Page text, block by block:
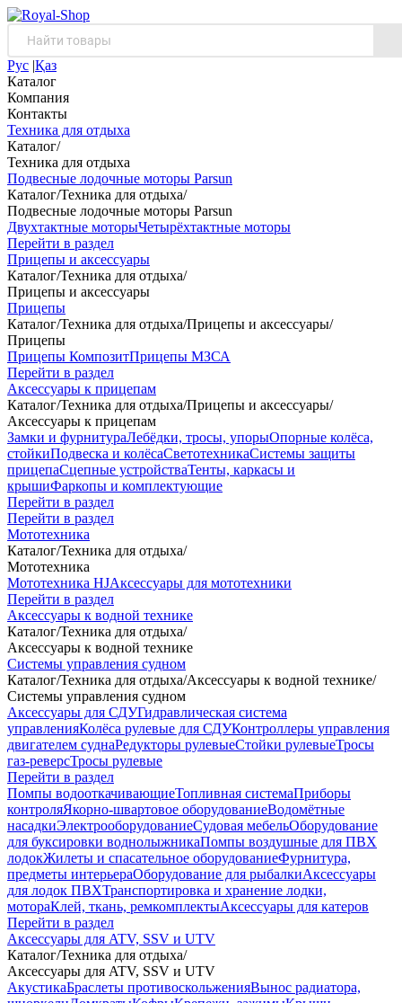
Рус |Қаз
Каталог
Компания
Контакты
Техника для отдыха
Каталог/
Техника для отдыха
Подвесные лодочные моторы Parsun
Каталог/Техника для отдыха/
Подвесные лодочные моторы Parsun
Двухтактные моторыЧетырёхтактные моторы
Перейти в раздел
Прицепы и аксессуары
Каталог/Техника для отдыха/
Прицепы и аксессуары
Прицепы
Каталог/Техника для отдыха/Прицепы и аксессуары/
Прицепы
Прицепы КомпозитПрицепы МЗСА
Перейти в раздел
Аксессуары к прицепам
Каталог/Техника для отдыха/Прицепы и аксессуары/
Аксессуары к прицепам
Замки и фурнитураЛебёдки, тросы, упорыОпорные колёса,
стойкиПодвеска и колёсаСветотехникаСистемы защиты
прицепаСцепные устройстваТенты, каркасы и
крышиФаркопы и комплектующие
Перейти в раздел
Перейти в раздел
Мототехника
Каталог/Техника для отдыха/
Мототехника
Мототехника HJАксессуары для мототехники
Перейти в раздел
Аксессуары к водной технике
Каталог/Техника для отдыха/
Аксессуары к водной технике
Системы управления судном
Каталог/Техника для отдыха/Аксессуары к водной технике/
Системы управления судном
Аксессуары для СДУГидравлическая система
управленияКолёса рулевые для СДУКонтроллеры управления
двигателем суднаРедукторы рулевыеСтойки рулевыеТросы
газ-реверсТросы рулевые
Перейти в раздел
Помпы водооткачивающиеТопливная системаПриборы
контроляЯкорно-швартовое оборудованиеВодомётные
насадкиЭлектрооборудованиеСудовая мебельОборудование
для буксировки воднолыжникаПомпы воздушные для ПВХ
лодокЖилеты и спасательное оборудованиеФурнитура,
предметы интерьераОборудование для рыбалкиАксессуары
для лодок ПВХТранспортировка и хранение лодки,
мотораКлей, ткань, ремкомплектыАксессуары для катеров
Перейти в раздел
Аксессуары для ATV, SSV и UTV
Каталог/Техника для отдыха/
Аксессуары для ATV, SSV и UTV
АкустикаБраслеты противоскольженияВынос радиатора,